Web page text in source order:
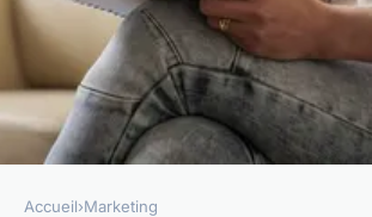
Accueil›Marketing